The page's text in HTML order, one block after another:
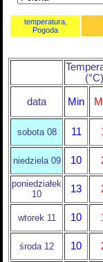
temperatura,
Pogoda
(°C)
data Min
sobota 08 11
niedziela 09 10
poniedziałek
10
13
wtorek 11 10
środa 12 10